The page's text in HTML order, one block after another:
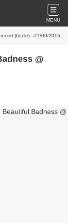
MENU
(Uccle) - 27/09/2015
@